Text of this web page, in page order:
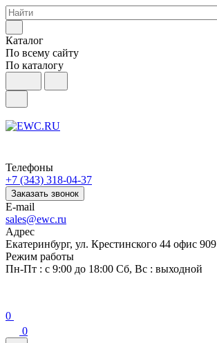
Каталог
По всему сайту
По каталогу
Телефоны
+7 (343) 318-04-37
Заказать звонок
E-mail
sales@ewc.ru
Адрес
Екатеринбург, ул. Крестинского 44 офис 909
Режим работы
Пн-Пт : с 9:00 до 18:00 Сб, Вс : выходной
0
0